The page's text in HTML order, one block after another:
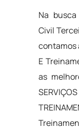
Na
Civil
contamos
E
as